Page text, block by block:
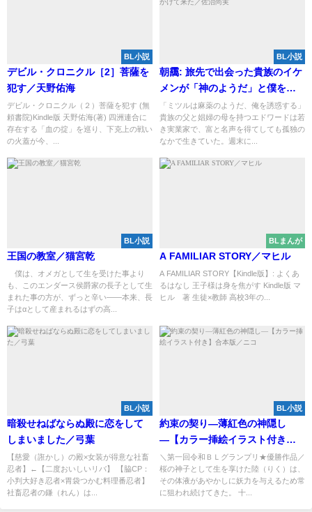
BL小説
デビル・クロニクル［2］菩薩を
犯す／天野佑海
デビル・クロニクル（２）菩薩を犯す (無
頼書院)Kindle版 天野佑海(著) 四洲連合に
存在する「血の掟」を巡り、下克上の戦い
の火蓋が今、...
BL小説
朝靄: 旅先で出会った貴族のイケ
メンが「神のようだ」と僕を崇
拝し、逃げても追いかけて来た
／佐治尚実
「ミツルは麻薬のようだ、俺を誘惑する」
貴族の父と娼婦の母を持つエドワードは若
き実業家で、富と名声を得てしても孤独の
なかで生きていた。週末に...
BL小説
王国の教室／猫宮乾
僕は、オメガとして生を受けた事より
も、このエンダース侯爵家の長子として生
まれた事の方が、ずっと辛い――本来、長
子はαとして産まれるはずの高...
BLまんが
A FAMILIAR STORY／マヒル
A FAMILIAR STORY【Kindle版】: よくあ
るはなし 王子様は身を焦がす Kindle版 マ
ヒル 著 生徒×教師 高校3年の...
BL小説
暗殺せねばならぬ殿に恋をして
しまいました／弓葉
【慈愛（誑かし）の殿×女装が得意な社畜
忍者】←【二度おいしいリバ】 【脇CP：
小判大好き忍者×胃袋つかむ料理番忍者】
社畜忍者の鎌（れん）は...
BL小説
約束の契り―薄紅色の神隠し
―【カラー挿絵イラスト付き】
合本版／ニコ
＼第一回令和ＢＬグランプリ★優勝作品／
桜の神子として生を享けた陸（りく）は、
その体液があやかしに妖力を与えるため常
に狙われ続けてきた。 十...